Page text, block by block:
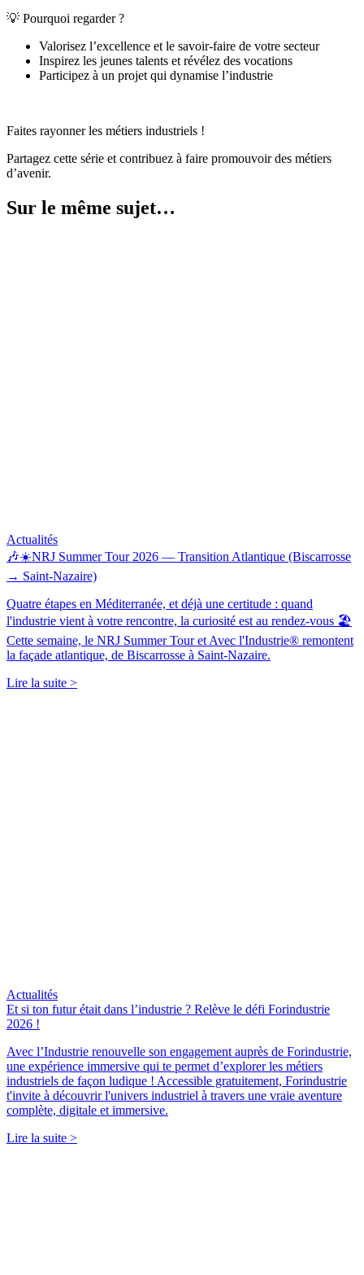
💡 Pourquoi regarder ?
Valorisez l’excellence et le savoir-faire de votre secteur
Inspirez les jeunes talents et révélez des vocations
Participez à un projet qui dynamise l’industrie
Faites rayonner les métiers industriels !
Partagez cette série et contribuez à faire promouvoir des métiers
d’avenir.
Sur le même sujet…
Actualités
🎶☀️NRJ Summer Tour 2026 — Transition Atlantique (Biscarrosse
→ Saint-Nazaire)
Quatre étapes en Méditerranée, et déjà une certitude : quand
l'industrie vient à votre rencontre, la curiosité est au rendez-vous 🏖️
Cette semaine, le NRJ Summer Tour et Avec l'Industrie® remontent
la façade atlantique, de Biscarrosse à Saint-Nazaire.
Lire la suite >
Actualités
Et si ton futur était dans l’industrie ? Relève le défi Forindustrie
2026 !
Avec l’Industrie renouvelle son engagement auprès de Forindustrie,
une expérience immersive qui te permet d’explorer les métiers
industriels de façon ludique ! Accessible gratuitement, Forindustrie
t'invite à découvrir l'univers industriel à travers une vraie aventure
complète, digitale et immersive.
Lire la suite >